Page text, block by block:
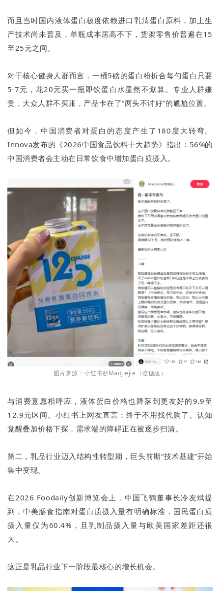
而且当时国内液体蛋白极度依赖进口乳清蛋白原料，加上生
产技术尚未普及，单瓶成本居高不下，货架零售价普遍在15
至25元之间。
对于核心健身人群而言，一桶5磅的蛋白粉折合每勺蛋白只要
5-7元，花20元买一瓶即饮蛋白水显然不划算。专业人群嫌
贵，大众人群不买账，产品卡在了“两头不讨好”的尴尬位置。
但如今，中国消费者对蛋白的态度产生了180度大转弯。
Innova发布的《2026中国食品饮料十大趋势》指出：56%的
中国消费者会主动在日常饮食中增加蛋白质摄入。
图片来源：小红书@Maojiejie（控糖版）
与消费意愿相呼应，液体蛋白价格也降落到更友好的9.9至
12.9元区间。小红书上网友直言：终于不用找代购了。认知
觉醒叠加价格下探，需求端的障碍正在被逐步扫清。
第二，乳品行业迈入结构性转型期，巨头前期“技术基建”开始
集中变现。
在2026 Foodaily创新博览会上，中国飞鹤董事长冷友斌提
到，中美膳食指南对蛋白质摄入量有明确标准，国民蛋白质
摄入量仅为60.4%，且乳制品摄入量与欧美国家差距还很
大。
这正是乳品行业下一阶段最核心的增长机会。